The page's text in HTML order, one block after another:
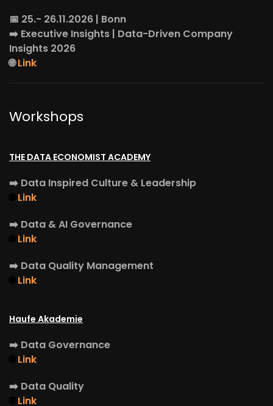
📅 25.- 26.11.2026 | Bonn
➡️ Executive Insights | Data-Driven Company
Insights 2026
🌐Link
Workshops
THE DATA ECONOMIST ACADEMY
➡️ Data Inspired Culture & Leadership
Link
➡️ Data & AI Governance
Link
➡️ Data Quality Management
Link
Haufe Akademie
➡️ Data Governance
Link
➡️ Data Quality
Link